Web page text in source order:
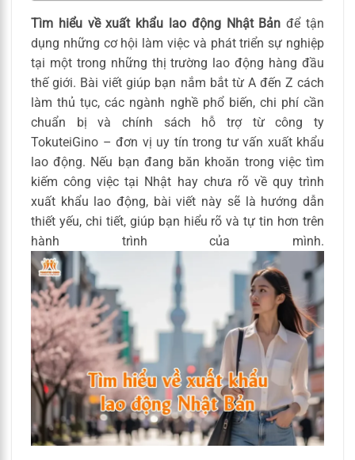
Tìm hiểu về xuất khẩu lao động Nhật Bản để tận
dụng những cơ hội làm việc và phát triển sự nghiệp
tại một trong những thị trường lao động hàng đầu
thế giới. Bài viết giúp bạn nắm bắt từ A đến Z cách
làm thủ tục, các ngành nghề phổ biến, chi phí cần
chuẩn bị và chính sách hỗ trợ từ công ty
TokuteiGino – đơn vị uy tín trong tư vấn xuất khẩu
lao động. Nếu bạn đang băn khoăn trong việc tìm
kiếm công việc tại Nhật hay chưa rõ về quy trình
xuất khẩu lao động, bài viết này sẽ là hướng dẫn
thiết yếu, chi tiết, giúp bạn hiểu rõ và tự tin hơn trên
hành trình của mình.